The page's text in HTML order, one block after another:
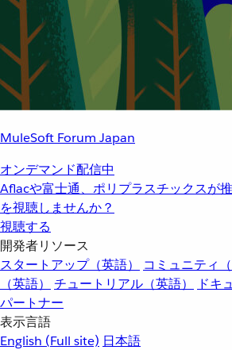
MuleSoft Forum Japan
オンデマンド配信中
Aflacや富士通、ポリプラスチックスが
を視聴しませんか？
視聴する
開発者リソース
スタートアップ（英語）
コミュニティ（
（英語）
チュートリアル（英語）
ドキ
パートナー
表示言語
English (Full site) 日本語